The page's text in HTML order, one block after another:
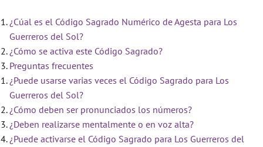
¿Cúal es el Código Sagrado Numérico de Agesta para Los
Guerreros del Sol?
¿Cómo se activa este Código Sagrado?
Preguntas frecuentes
¿Puede usarse varias veces el Código Sagrado para Los
Guerreros del Sol?
¿Cómo deben ser pronunciados los números?
¿Deben realizarse mentalmente o en voz alta?
¿Puede activarse el Código Sagrado para Los Guerreros del